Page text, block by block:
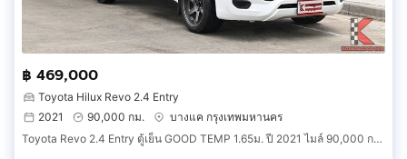
฿ 469,000
Toyota Hilux Revo 2.4 Entry
2021
90,000 กม.
บางแค กรุงเทพมหานคร
Toyota Revo 2.4 Entry ตู้เย็น GOOD TEMP 1.65ม. ปี 2021 ไมล์ 90,000 กม รหัสสินค้า HGDD